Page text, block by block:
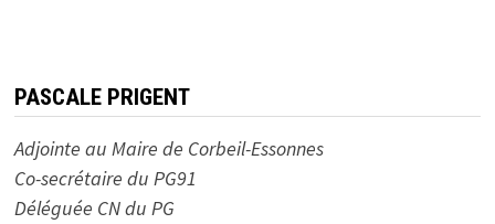
PASCALE PRIGENT
Adjointe au Maire de Corbeil-Essonnes
Co-secrétaire du PG91
Déléguée CN du PG